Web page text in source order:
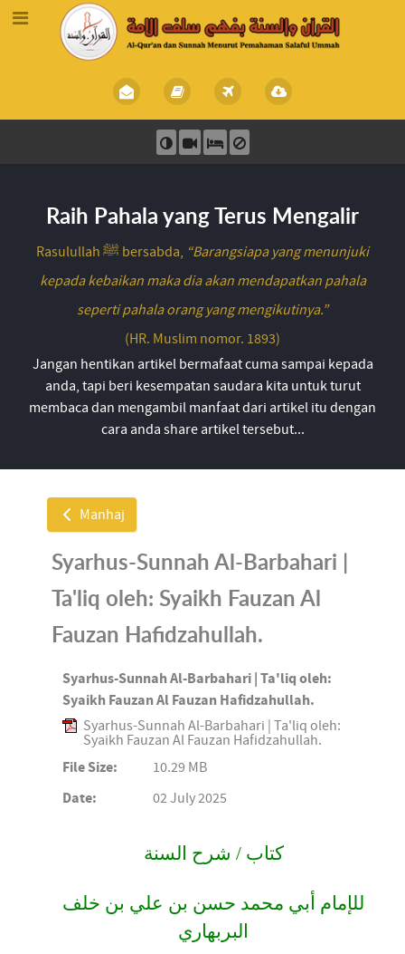
Raih Pahala yang Terus Mengalir
Rasulullah ﷺ bersabda, “Barangsiapa yang menunjuki
kepada kebaikan maka dia akan mendapatkan pahala
seperti pahala orang yang mengikutinya.”
(HR. Muslim nomor. 1893)
Jangan hentikan artikel bermafaat cuma sampai kepada
anda, tapi beri kesempatan saudara kita untuk turut
membaca dan mengambil manfaat dari artikel itu dengan
cara anda share artikel tersebut...
Manhaj
Syarhus-Sunnah Al-Barbahari |
Ta'liq oleh: Syaikh Fauzan Al
Fauzan Hafidzahullah.
Syarhus-Sunnah Al-Barbahari | Ta'liq oleh:
Syaikh Fauzan Al Fauzan Hafidzahullah.
Syarhus-Sunnah Al-Barbahari | Ta'liq oleh:
Syaikh Fauzan Al Fauzan Hafidzahullah.
File Size:
10.29 MB
Date:
02 July 2025
كتاب / شرح السنة
للإمام أبي محمد حسن بن علي بن خلف
البربهاري